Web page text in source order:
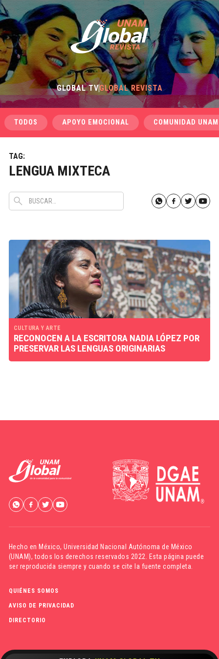
GLOBAL TVGLOBAL REVISTA
TODOS APOYO EMOCIONAL COMUNIDAD UNAM
TAG:
LENGUA MIXTECA
CULTURA Y ARTE
RECONOCEN A LA ESCRITORA NADIA LÓPEZ POR
PRESERVAR LAS LENGUAS ORIGINARIAS
Hecho en México,Universidad Nacional Autónoma de México
(UNAM), todos los derechos reservados 2022. Esta página puede
ser reproducida siempre y cuando se cite la fuente completa.
QUIÉNES SOMOS
AVISO DE PRIVACIDAD
DIRECTORIO